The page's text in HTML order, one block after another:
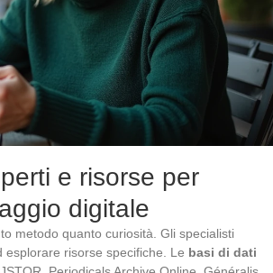
e risorse per
digitale
metodo quanto curiosità. Gli specialisti
risorse specifiche. Le basi di dati